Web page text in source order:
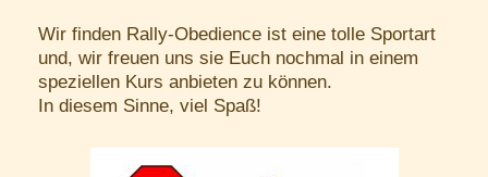
Wir finden Rally-Obedience ist eine tolle Sportart
und, wir freuen uns sie Euch nochmal in einem
speziellen Kurs anbieten zu können.
In diesem Sinne, viel Spaß!